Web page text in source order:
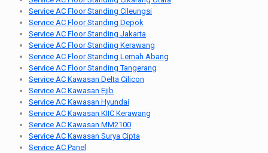
Service AC Floor Standing Cileungsi
Service AC Floor Standing Depok
Service AC Floor Standing Jakarta
Service AC Floor Standing Kerawang
Service AC Floor Standing Lemah Abang
Service AC Floor Standing Tangerang
Service AC Kawasan Delta Cilicon
Service AC Kawasan Ejib
Service AC Kawasan Hyundai
Service AC Kawasan KIIC Kerawang
Service AC Kawasan MM2100
Service AC Kawasan Surya Cipta
Service AC Panel